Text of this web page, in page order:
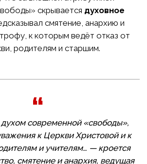
скрывается духовное
смятение, анархию и
к которым ведёт отказ от
родителям и старшим.
современной «свободы»,
к Церкви Христовой и к
и учителям… — кроется
смятение и анархия, ведущая